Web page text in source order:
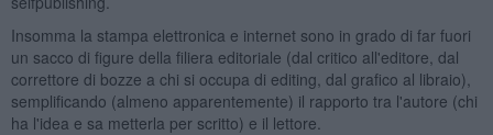
Insomma la stampa elettronica e internet sono in grado di far fuori
un sacco di figure della filiera editoriale (dal critico all'editore, dal
correttore di bozze a chi si occupa di editing, dal grafico al libraio),
semplificando (almeno apparentemente) il rapporto tra l'autore (chi
ha l'idea e sa metterla per scritto) e il lettore.